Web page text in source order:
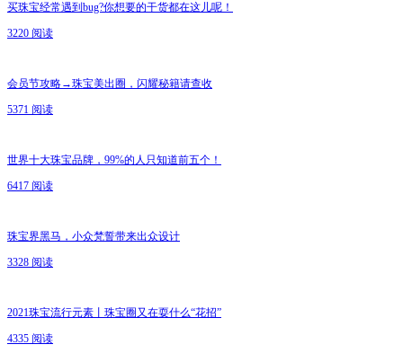
买珠宝经常遇到bug?你想要的干货都在这儿呢！
3220 阅读
会员节攻略→珠宝美出圈，闪耀秘籍请查收
5371 阅读
世界十大珠宝品牌，99%的人只知道前五个！
6417 阅读
珠宝界黑马，小众梵誓带来出众设计
3328 阅读
2021珠宝流行元素丨珠宝圈又在耍什么“花招”
4335 阅读